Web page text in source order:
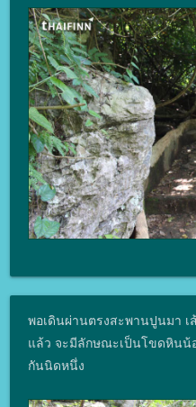
พอเดินผ่านตรงสะพานปูนมา เ
แล้ว จะมีลักษณะเป็นโขดหินน้
กันนิดหนึ่ง